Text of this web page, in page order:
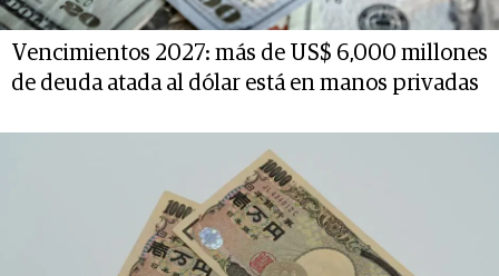
Vencimientos 2027: más de US$ 6,000 millones
de deuda atada al dólar está en manos privadas